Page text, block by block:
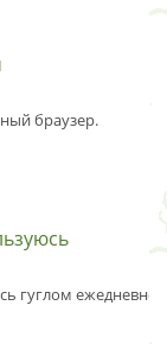
браузер.
гуглом ежедневно.